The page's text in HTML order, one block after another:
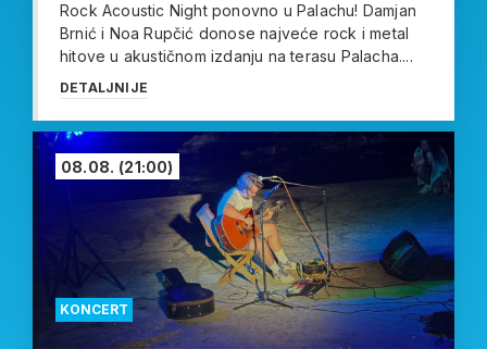
Rock Acoustic Night ponovno u Palachu! Damjan
Brnić i Noa Rupčić donose najveće rock i metal
hitove u akustičnom izdanju na terasu Palacha....
DETALJNIJE
KONCERT
08.08. (21:00)